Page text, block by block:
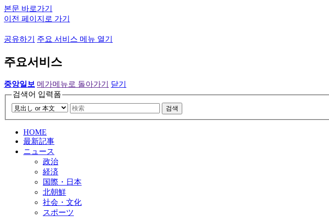
본문 바로가기
이전 페이지로 가기
공유하기 주요 서비스 메뉴 열기
주요서비스
중앙일보 메가메뉴로 돌아가기
닫기
검색어 입력폼
검색
HOME
最新記事
ニュース
政治
経済
国際・日本
北朝鮮
社会・文化
スポーツ